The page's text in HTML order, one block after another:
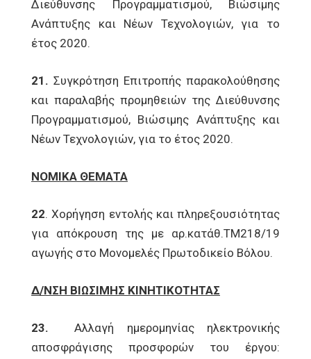
Διεύθυνσης Προγραμματισμού, Βιώσιμης
Ανάπτυξης και Νέων Τεχνολογιών, για το
έτος 2020.
21. Συγκρότηση Επιτροπής παρακολούθησης
και παραλαβής προμηθειών της Διεύθυνσης
Προγραμματισμού, Βιώσιμης Ανάπτυξης και
Νέων Τεχνολογιών, για το έτος 2020.
ΝΟΜΙΚΑ ΘΕΜΑΤΑ
22. Χορήγηση εντολής και πληρεξουσιότητας
για απόκρουση της με αρ.κατάθ.ΤΜ218/19
αγωγής στο Μονομελές Πρωτοδικείο Βόλου.
Δ/ΝΣΗ ΒΙΩΣΙΜΗΣ ΚΙΝΗΤΙΚΟΤΗΤΑΣ
23. Αλλαγή ημερομηνίας ηλεκτρονικής
αποσφράγισης προσφορών του έργου: